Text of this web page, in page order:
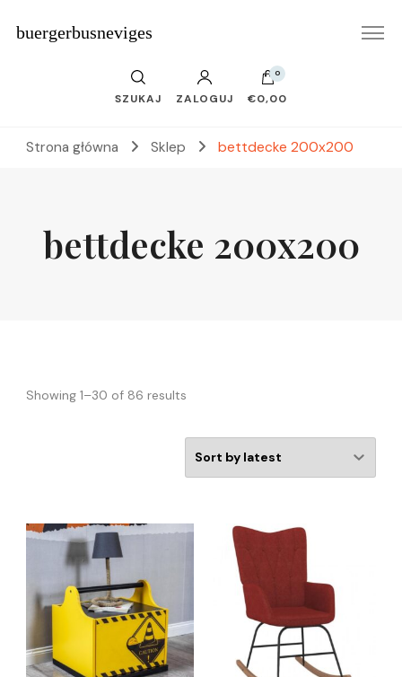
buergerbusneviges
SZUKAJ ZALOGUJ
0
€0,00
Strona główna Sklep bettdecke 200x200
bettdecke 200x200
Showing 1–30 of 86 results